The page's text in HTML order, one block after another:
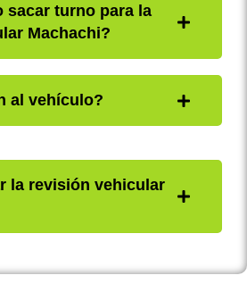
sacar turno para la
Machachi?
al vehículo?
la revisión vehicular